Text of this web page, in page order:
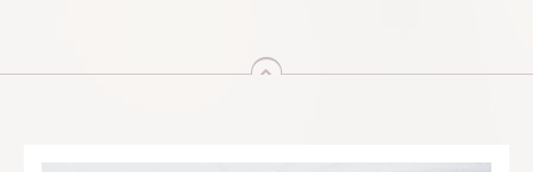
arriba